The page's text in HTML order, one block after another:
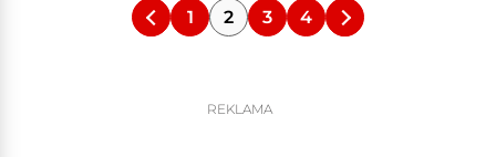
1 2 3 4
REKLAMA